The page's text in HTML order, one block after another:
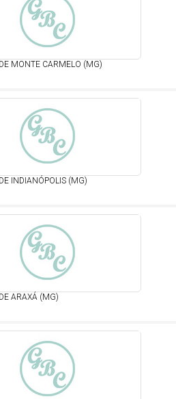
MONTE CARMELO (MG)
INDIANÓPOLIS (MG)
ARAXÁ (MG)